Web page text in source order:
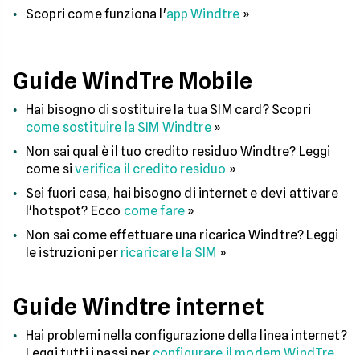
Scopri come funziona l'app Windtre »
Guide WindTre Mobile
Hai bisogno di sostituire la tua SIM card? Scopri
come sostituire la SIM Windtre»
Non sai qual è il tuo credito residuo Windtre? Leggi
come siverifica il credito residuo »
Sei fuori casa, hai bisogno di internet e devi attivare
l'hotspot? Ecco come fare »
Non sai come effettuare una ricarica Windtre? Leggi
le istruzioni per ricaricare la SIM »
Guide Windtre internet
Hai problemi nella configurazione della linea internet?